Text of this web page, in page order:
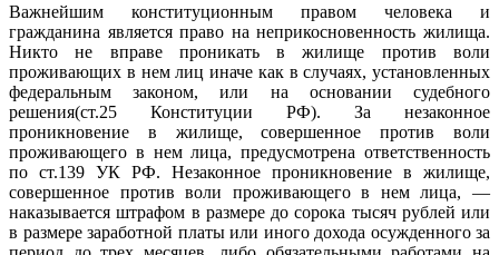
Важнейшим конституционным правом человека и
гражданина является право на неприкосновенность жилища.
Никто не вправе проникать в жилище против воли
проживающих в нем лиц иначе как в случаях, установленных
федеральным законом, или на основании судебного
решения(ст.25 Конституции РФ). За незаконное
проникновение в жилище, совершенное против воли
проживающего в нем лица, предусмотрена ответственность
по ст.139 УК РФ. Незаконное проникновение в жилище,
совершенное против воли проживающего в нем лица, —
наказывается штрафом в размере до сорока тысяч рублей или
в размере заработной платы или иного дохода осужденного за